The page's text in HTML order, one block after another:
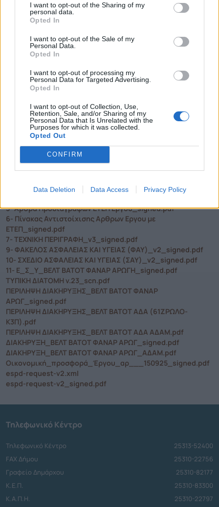
I want to opt-out of the Sharing of my
personal data.
Opted In
I want to opt-out of the Sale of my
Personal Data.
Opted In
I want to opt-out of processing my
Personal Data for Targeted Advertising.
Opted In
I want to opt-out of Collection, Use,
Retention, Sale, and/or Sharing of my
Personal Data that Is Unrelated with the
Purposes for which it was collected.
Opted Out
CONFIRM
Data Deletion Data Access Privacy Policy
Εφόσον έχουν ζητηθεί εγκαίρως, ήτοι έωςτην
09-2025 η
προσφέροντες που συμμετέχουν στη διαδικασία
σύναψης σύμβασης συμπληρωματικές πληροφορίες
σχετικά με τα έγγραφα της σύμβασης, το αργότερο
στις01-10-2025.
Περισσότερες πληροφορίες δίνονται στα γραφεία
της Δ/νσης Τεχνικών Υπηρεσιών του Δήμου όλες τις
εργάσιμες ημέρες και ώρες τηλ.
3- Τιμολογιο_signed.pdf
5- Αρθρα Προδιαγραφών ΕΤΕΠ Εργου_signed.pdf
6- Πίνακας Αντιστοίχισης Αρθρων Εργου με
ΕΤΕΠ_signed.pdf
7- ΤΕΧΝΙΚΗ ΠΕΡΙΓΡΑΦΗ_v3_signed.pdf
9- ΦΑΚΕΛΟΣ ΑΣΦΑΛΕΙΑΣ ΚΑΙ ΥΓΕΙΑΣ (ΦΑΥ)_v2_signed.pdf
10- ΣΧΕΔΙΟ ΑΣΦΑΛΕΙΑΣ ΚΑΙ ΥΓΕΙΑΣ (ΣΑΥ)_v2_signed.pdf
11- Ε_Σ_Υ_ΒΕΛΤ ΒΑΤΟΤ ΦΑΝΑΡ ΑΡΩΓΗ_signed.pdf
ΤΥΠΙΚΗ ΔΙΑΤΟΜΗ v.23_scn.pdf
ΠΕΡΙΛΗΨΗ ΔΙΑΚΗΡΥΞΗΣ_ΒΕΛΤ ΒΑΤΟΤ ΦΑΝΑΡ
ΑΡΩΓ_signed.pdf
ΠΕΡΙΛΗΨΗ ΔΙΑΚΗΡΥΞΗΣ_ΒΕΛΤ ΒΑΤΟΤ ΑΔΑ (61ΖΡΩΛΟ-
Κ3Π).pdf
ΠΕΡΙΛΗΨΗ ΔΙΑΚΗΡΥΞΗΣ_ΒΕΛΤ ΒΑΤΟΤ ΑΔΑ ΑΔΑΜ.pdf
ΔΙΑΚΗΡΥΞΗ_ΒΕΛΤ ΒΑΤΟΤ ΦΑΝΑΡ ΑΡΩΓ_signed.pdf
ΔΙΑΚΗΡΥΞΗ_ΒΕΛΤ ΒΑΤΟΤ ΦΑΝΑΡ ΑΡΩΓ_ΑΔΑΜ.pdf
Οικονομική_προσφορά_Έργου_αρ___150925_signed.pdf
espd-request-v2.xml
espd-request-v2_signed.pdf
Τηλεφωνικό Κέντρο
Τηλεφωνικό Κέντρο
25313-52400
FAX Δήμου
25310-22756
Γραφείο Δημάρχου
25310-82177
Κ.Ε.Π.
25310-83300
Κ.Α.Π.Η.
25310-22797